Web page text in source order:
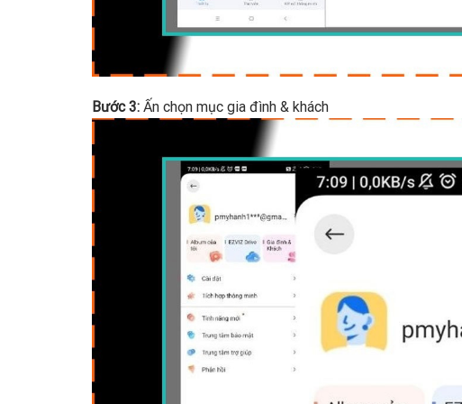
Bước 3: Ấn chọn mục gia đình & khách